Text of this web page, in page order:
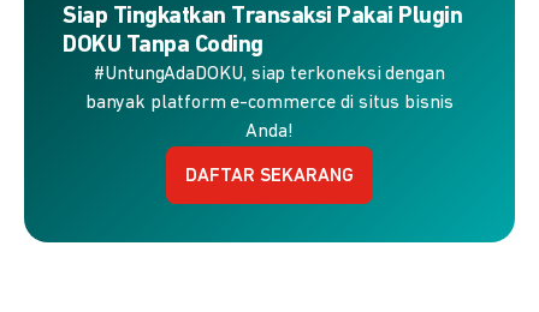
Siap Tingkatkan Transaksi Pakai Plugin
DOKU Tanpa Coding
#UntungAdaDOKU, siap terkoneksi dengan
banyak platform e-commerce di situs bisnis
Anda!
DAFTAR SEKARANG